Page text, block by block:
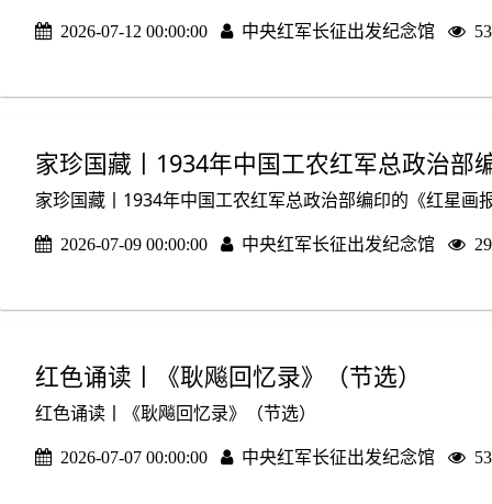
2026-07-12 00:00:00 中央红军长征出发纪念馆
家珍国藏丨1934年中国工农红军总政治部
家珍国藏丨1934年中国工农红军总政治部编印的《红星画
2026-07-09 00:00:00 中央红军长征出发纪念馆
红色诵读丨《耿飚回忆录》（节选）
红色诵读丨《耿飚回忆录》（节选）
2026-07-07 00:00:00 中央红军长征出发纪念馆